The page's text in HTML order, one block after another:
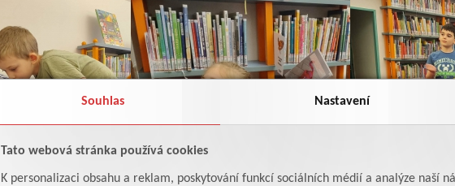
Souhlas Nastavení
Tato webová stránka používá cookies
K personalizaci obsahu a reklam, poskytování funkcí sociálních médií a analýze naší